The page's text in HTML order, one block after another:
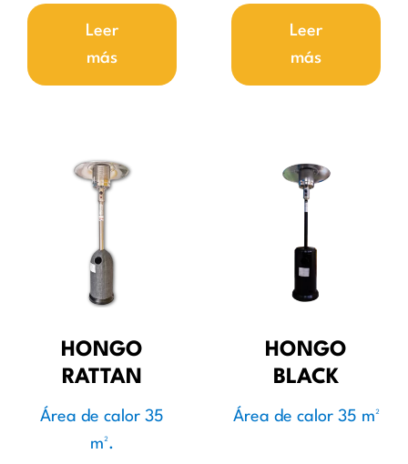
Leer
más
Leer
más
HONGO
RATTAN
Área de calor 35
m².
HONGO
BLACK
Área de calor 35 m²